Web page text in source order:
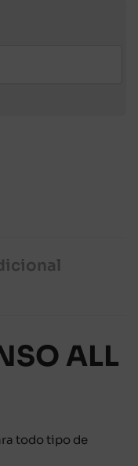
ALL
todo tipo de